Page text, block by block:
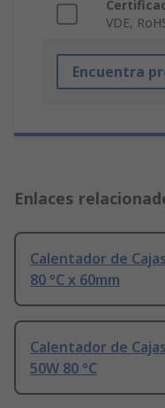
VDE,
Encuentra
Enlaces
Calentador de
80 °C x 60mm
Calentador de
50W 80 °C